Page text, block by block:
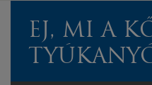
EJ, MI A